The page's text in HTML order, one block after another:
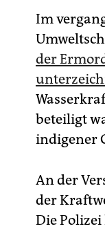
Im
der
beteiligt
indigener
An der
der
Die